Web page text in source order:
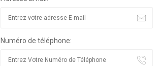
Numéro de téléphone: